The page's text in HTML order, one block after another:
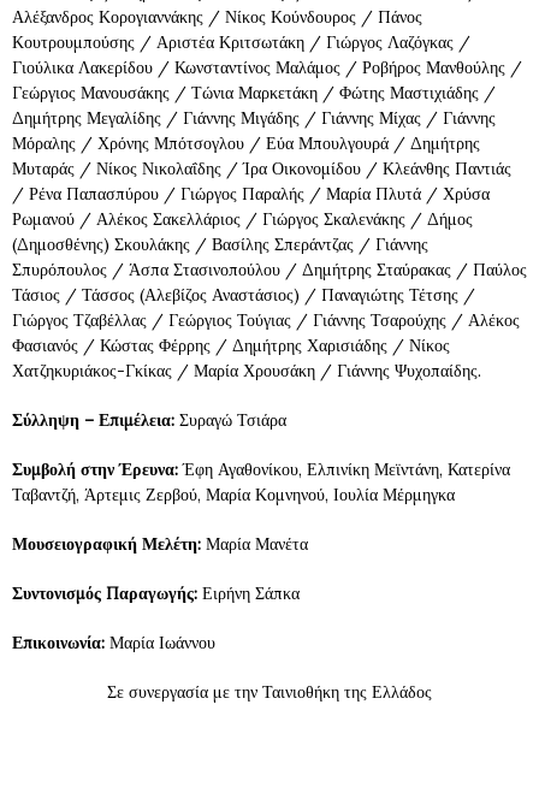
Αλέξανδρος Κορογιαννάκης / Νίκος Κούνδουρος / Πάνος
Κουτρουμπούσης / Αριστέα Κριτσωτάκη / Γιώργος Λαζόγκας /
Γιούλικα Λακερίδου / Κωνσταντίνος Μαλάμος / Ροβήρος Μανθούλης /
Γεώργιος Μανουσάκης / Τώνια Μαρκετάκη / Φώτης Μαστιχιάδης /
Δημήτρης Μεγαλίδης / Γιάννης Μιγάδης / Γιάννης Μίχας / Γιάννης
Μόραλης / Χρόνης Μπότσογλου / Εύα Μπουλγουρά / Δημήτρης
Μυταράς / Νίκος Νικολαΐδης / Ίρα Οικονομίδου / Κλεάνθης Παντιάς
/ Ρένα Παπασπύρου / Γιώργος Παραλής / Μαρία Πλυτά / Χρύσα
Ρωμανού / Αλέκος Σακελλάριος / Γιώργος Σκαλενάκης / Δήμος
(Δημοσθένης) Σκουλάκης / Βασίλης Σπεράντζας / Γιάννης
Σπυρόπουλος / Άσπα Στασινοπούλου / Δημήτρης Σταύρακας / Παύλος
Τάσιος / Τάσσος (Αλεβίζος Αναστάσιος) / Παναγιώτης Τέτσης /
Γιώργος Τζαβέλλας / Γεώργιος Τούγιας / Γιάννης Τσαρούχης / Αλέκος
Φασιανός / Κώστας Φέρρης / Δημήτρης Χαρισιάδης / Νίκος
Χατζηκυριάκος-Γκίκας / Μαρία Χρουσάκη / Γιάννης Ψυχοπαίδης.
Σύλληψη – Επιμέλεια: Συραγώ Τσιάρα
Συμβολή στην Έρευνα:Έφη Αγαθονίκου, Ελπινίκη Μεϊντάνη, Κατερίνα
Ταβαντζή, Άρτεμις Ζερβού, Μαρία Κομνηνού, Ιουλία Μέρμηγκα
Μουσειογραφική Μελέτη: Μαρία Μανέτα
Συντονισμός Παραγωγής: Ειρήνη Σάπκα
Επικοινωνία: Μαρία Ιωάννου
Σε συνεργασία με την Ταινιοθήκη της Ελλάδος